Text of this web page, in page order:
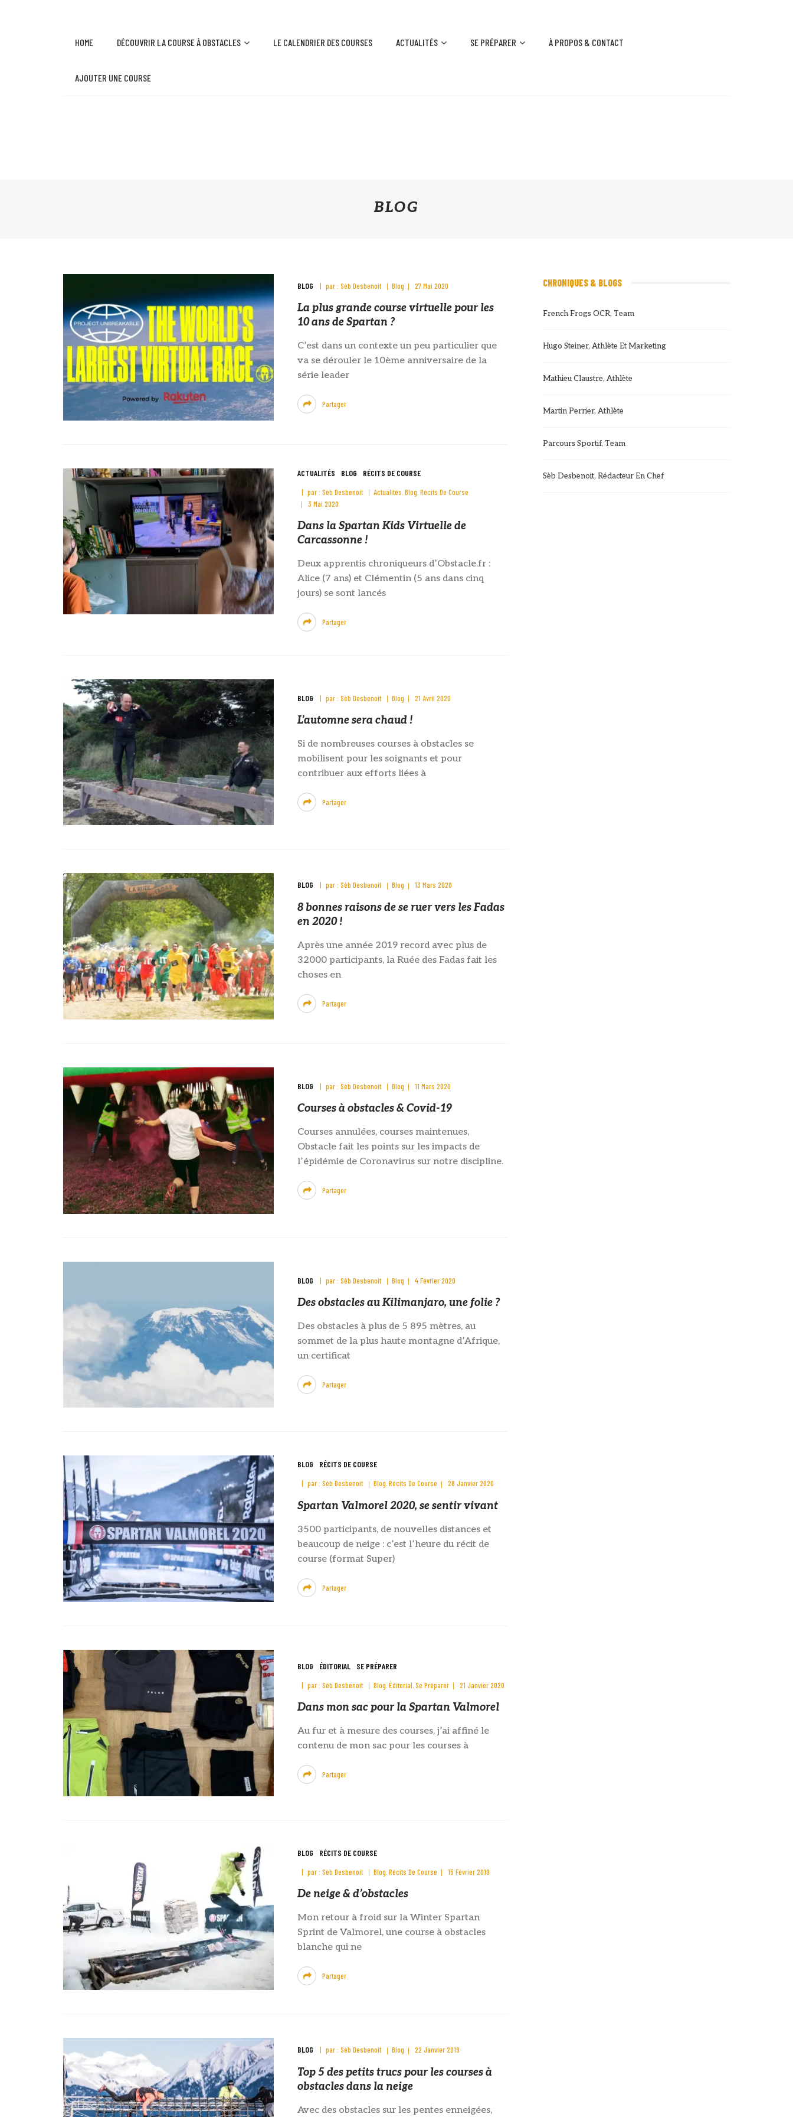
HOME DÉCOUVRIR LA COURSE À OBSTACLES LE CALENDRIER DES COURSES ACTUALITÉS SE PRÉPARER À PROPOS & CONTACT
AJOUTER UNE COURSE
BLOG
BLOG par : Sèb Desbenoit Blog 27 Mai 2020
La plus grande course virtuelle pour les
10 ans de Spartan ?
C’est dans un contexte un peu particulier que
va se dérouler le 10ème anniversaire de la
série leader
Partager
ACTUALITÉS BLOG RÉCITS DE COURSE
par : Sèb Desbenoit Actualités Blog Récits De Course
3 Mai 2020
Dans la Spartan Kids Virtuelle de
Carcassonne !
Deux apprentis chroniqueurs d’Obstacle.fr :
Alice (7 ans) et Clémentin (5 ans dans cinq
jours) se sont lancés
Partager
BLOG par : Sèb Desbenoit Blog 21 Avril 2020
L’automne sera chaud !
Si de nombreuses courses à obstacles se
mobilisent pour les soignants et pour
contribuer aux efforts liées à
Partager
BLOG par : Sèb Desbenoit Blog 13 Mars 2020
8 bonnes raisons de se ruer vers les Fadas
en 2020 !
Après une année 2019 record avec plus de
32000 participants, la Ruée des Fadas fait les
choses en
Partager
BLOG par : Sèb Desbenoit Blog 11 Mars 2020
Courses à obstacles & Covid-19
Courses annulées, courses maintenues,
Obstacle fait les points sur les impacts de
l’épidémie de Coronavirus sur notre discipline.
Partager
BLOG par : Sèb Desbenoit Blog 4 Février 2020
Des obstacles au Kilimanjaro, une folie ?
Des obstacles à plus de 5 895 mètres, au
sommet de la plus haute montagne d’Afrique,
un certificat
Partager
BLOG RÉCITS DE COURSE
par : Sèb Desbenoit Blog Récits De Course 28 Janvier 2020
Spartan Valmorel 2020, se sentir vivant
3500 participants, de nouvelles distances et
beaucoup de neige : c’est l’heure du récit de
course (format Super)
Partager
BLOG ÉDITORIAL SE PRÉPARER
par : Sèb Desbenoit Blog Éditorial Se Préparer 21 Janvier 2020
Dans mon sac pour la Spartan Valmorel
Au fur et à mesure des courses, j’ai affiné le
contenu de mon sac pour les courses à
Partager
BLOG RÉCITS DE COURSE
par : Sèb Desbenoit Blog Récits De Course 15 Février 2019
De neige & d’obstacles
Mon retour à froid sur la Winter Spartan
Sprint de Valmorel, une course à obstacles
blanche qui ne
Partager
BLOG par : Sèb Desbenoit Blog 22 Janvier 2019
Top 5 des petits trucs pour les courses à
obstacles dans la neige
Avec des obstacles sur les pentes enneigées,
CHRONIQUES & BLOGS
French Frogs OCR, Team
Hugo Steiner, Athlète Et Marketing
Mathieu Claustre, Athlète
Martin Perrier, Athlète
Parcours Sportif, Team
Sèb Desbenoit, Rédacteur En Chef